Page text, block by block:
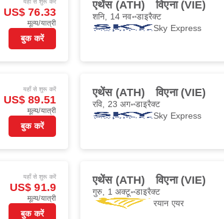
यहाँ से शुरू करें
US$ 76.33
मूल्य/यात्री
बुक करें
एथेंस (ATH) विएना (VIE)
शनि, 14 नव॰डाइरैक्ट
Sky Express
यहाँ से शुरू करें
US$ 89.51
मूल्य/यात्री
बुक करें
एथेंस (ATH) विएना (VIE)
रवि, 23 अग॰डाइरैक्ट
Sky Express
यहाँ से शुरू करें
US$ 91.9
मूल्य/यात्री
बुक करें
एथेंस (ATH) विएना (VIE)
गुरु, 1 अक्टू॰डाइरैक्ट
रयान एयर